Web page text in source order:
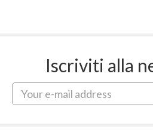
Iscriviti alla